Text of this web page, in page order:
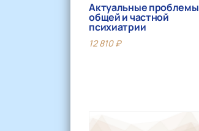
Актуальные проблемы
общей и частной
психиатрии
12 810₽